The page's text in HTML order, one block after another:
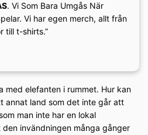
. Vi Som Bara Umgås När
Vi har egen merch, allt från
till t-shirts.”
med elefanten i rummet. Hur kan
annat land som det inte går att
man inte har en lokal
invändningen många gånger